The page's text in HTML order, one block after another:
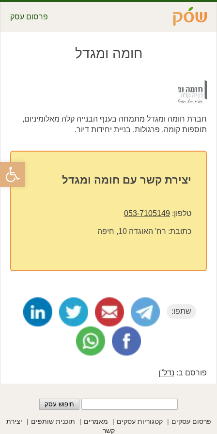
פתח
פרסום עסק
חומה ומגדל
חברת חומה ומגדל מתמחה בענף הבנייה קלה מאלומיניום,
תוספות קומה, פרגולות, בניית יחידות דיור.
יצירת קשר עם חומה ומגדל
טלפון: 053-7105149
כתובת: רח' האוגדה 10, חיפה
שתפו:
פורסם ב: נדל"ן
פרסום עסקים קטגוריות עסקים מאמרים תוכנית שותפים
יצירת
קשר